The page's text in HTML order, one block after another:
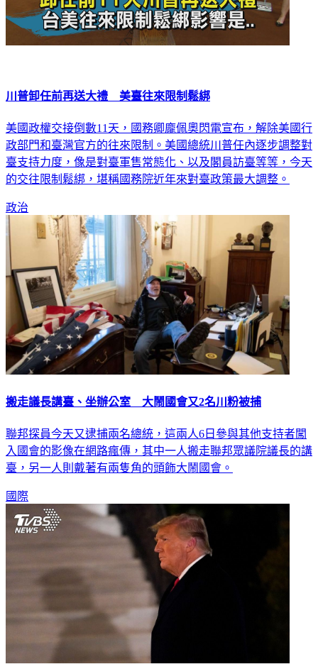
川普卸任前再送大禮 美臺往來限制鬆綁
美國政權交接倒數11天，國務卿龐佩奧閃電宣布，解除美國行
政部門和臺灣官方的往來限制。美國總統川普任內逐步調整對
臺支持力度，像是對臺軍售常態化、以及閣員訪臺等等，今天
的交往限制鬆綁，堪稱國務院近年來對臺政策最大調整。
政治
搬走議長講臺、坐辦公室 大鬧國會又2名川粉被捕
聯邦探員今天又逮捕兩名總統，這兩人6日參與其他支持者闖
入國會的影像在網路瘋傳，其中一人搬走聯邦眾議院議長的講
臺，另一人則戴著有兩隻角的頭飾大鬧國會。
國際